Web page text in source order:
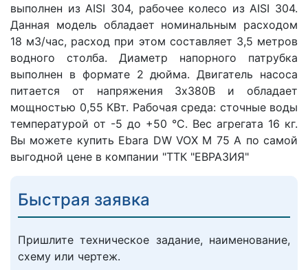
выполнен из AISI 304, рабочее колесо из AISI 304.
Данная модель обладает номинальным расходом
18 м3/час, расход при этом составляет 3,5 метров
водного столба. Диаметр напорного патрубка
выполнен в формате 2 дюйма. Двигатель насоса
питается от напряжения 3х380В и обладает
мощностью 0,55 КВт. Рабочая среда: сточные воды
температурой от -5 до +50 °C. Вес агрегата 16 кг.
Вы можете купить Ebara DW VOX M 75 A по самой
выгодной цене в компании "ТТК "ЕВРАЗИЯ"
Быстрая заявка
Пришлите техническое задание, наименование,
схему или чертеж.